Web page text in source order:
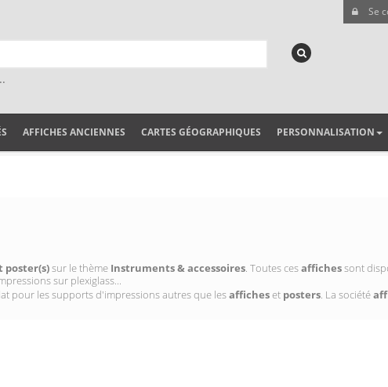
Se
AFFICHES ANCIENNES CARTES GÉOGRAPHIQUES PERSONNALISATION
poster(s)sur le thème Instruments & accessoires. Toutes cesaffichessont
sur plexiglass...
pour les supports d'impressions autres que lesafficheset posters. La société